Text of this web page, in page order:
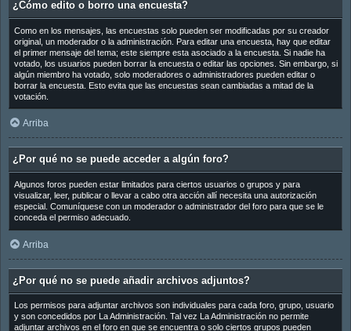
¿Cómo edito o borro una encuesta?
Como en los mensajes, las encuestas solo pueden ser modificadas por su creador
original, un moderador o la administración. Para editar una encuesta, hay que editar
el primer mensaje del tema; este siempre esta asociado a la encuesta. Si nadie ha
votado, los usuarios pueden borrar la encuesta o editar las opciones. Sin embargo, si
algún miembro ha votado, solo moderadores o administradores pueden editar o
borrar la encuesta. Esto evita que las encuestas sean cambiadas a mitad de la
votación.
Arriba
¿Por qué no se puede acceder a algún foro?
Algunos foros pueden estar limitados para ciertos usuarios o grupos y para
visualizar, leer, publicar o llevar a cabo otra acción allí necesita una autorización
especial. Comuníquese con un moderador o administrador del foro para que se le
conceda el permiso adecuado.
Arriba
¿Por qué no se puede añadir archivos adjuntos?
Los permisos para adjuntar archivos son individuales para cada foro, grupo, usuario
y son concedidos por La Administración. Tal vez La Administración no permite
adjuntar archivos en el foro en que se encuentra o solo ciertos grupos pueden